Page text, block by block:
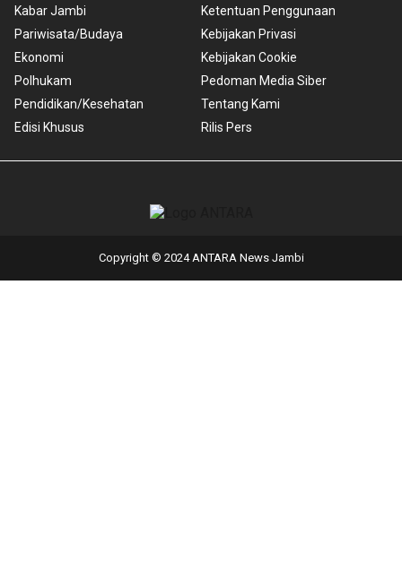
Kabar Jambi
Pariwisata/Budaya
Ekonomi
Polhukam
Pendidikan/Kesehatan
Edisi Khusus
Ketentuan Penggunaan
Kebijakan Privasi
Kebijakan Cookie
Pedoman Media Siber
Tentang Kami
Rilis Pers
Copyright © 2024 ANTARA News Jambi